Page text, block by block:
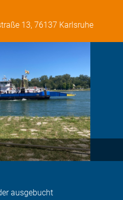
13, 76137 Karlsruhe
ausgebucht